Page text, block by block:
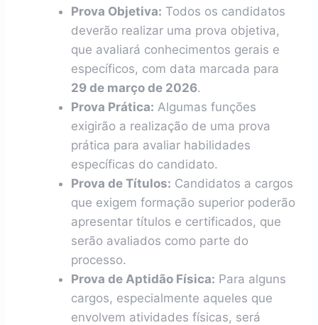
Prova Objetiva: Todos os candidatos
deverão realizar uma prova objetiva,
que avaliará conhecimentos gerais e
específicos, com data marcada para
29 de março de 2026.
Prova Prática: Algumas funções
exigirão a realização de uma prova
prática para avaliar habilidades
específicas do candidato.
Prova de Títulos: Candidatos a cargos
que exigem formação superior poderão
apresentar títulos e certificados, que
serão avaliados como parte do
processo.
Prova de Aptidão Física: Para alguns
cargos, especialmente aqueles que
envolvem atividades físicas, será